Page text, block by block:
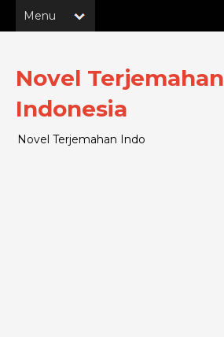
Novel Terjemahan
Indonesia
Novel Terjemahan Indo